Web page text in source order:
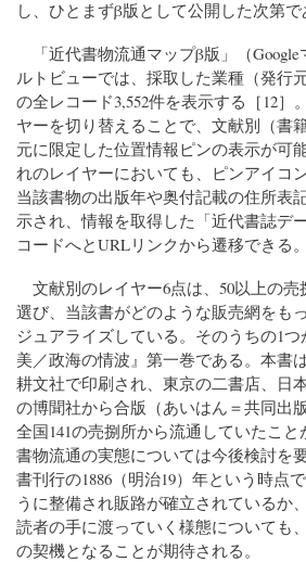
し、ひとまずβ版として公開した次第で
「近代書物流通マップβ版」（Google
ルトビューでは、採取した業種（発行
の全レコード3,552件を表示する［12］
ヤーを切り替えることで、文献別（書
元に限定した位置情報ピンの表示が可
れのレイヤーにおいても、ピンアイコ
当該書物の出版年や奥付記載の住所表
示され、情報を取得した「近代書誌デ
コードへとURLリンクから遷移できる。
文献別のレイヤー6点は、50以上の売
選び、当該書がどのような販売網をも
ジュアライズしている。そのうちの1
美／政海の情波』第一巻である。本書
耕文社で印刷され、東京の二書店、日
の博聞社から合版（あいはん＝共同出
全国141の売捌所から流通していたこと
書物流通の実態については今後検討を
書刊行の1886（明治19）年という時点
うに整備され販路が確立されているか
読者の手に渡っていく様態についても
の契機となることが期待される。